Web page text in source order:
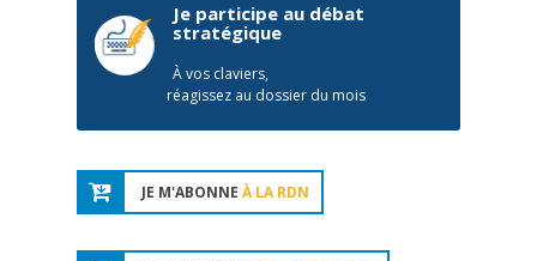
Je participe au débat
stratégique
À vos claviers,
réagissez au dossier du mois
JE M'ABONNE À LA RDN